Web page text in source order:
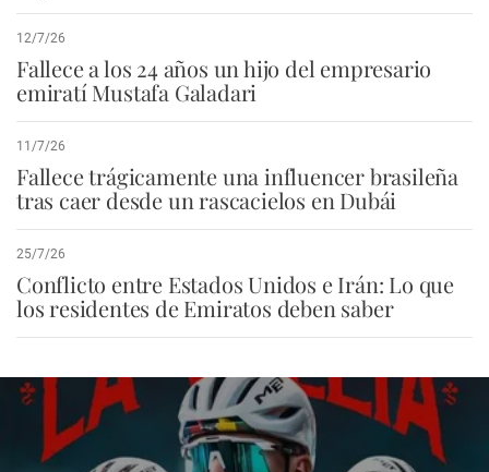
12/7/26
Fallece a los 24 años un hijo del empresario
emiratí Mustafa Galadari
11/7/26
Fallece trágicamente una influencer brasileña
tras caer desde un rascacielos en Dubái
25/7/26
Conflicto entre Estados Unidos e Irán: Lo que
los residentes de Emiratos deben saber